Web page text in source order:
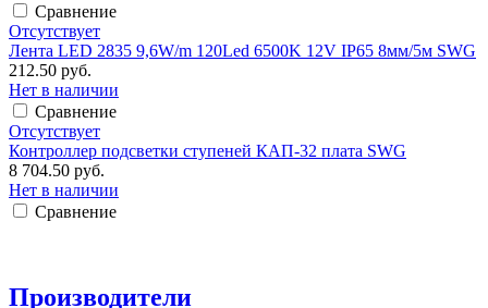
Сравнение
Отсутствует
Лента LED 2835 9,6W/m 120Led 6500K 12V IP65 8мм/5м SWG
212.50 руб.
Нет в наличии
Сравнение
Отсутствует
Контроллер подсветки ступеней КАП-32 плата SWG
8 704.50 руб.
Нет в наличии
Сравнение
Производители